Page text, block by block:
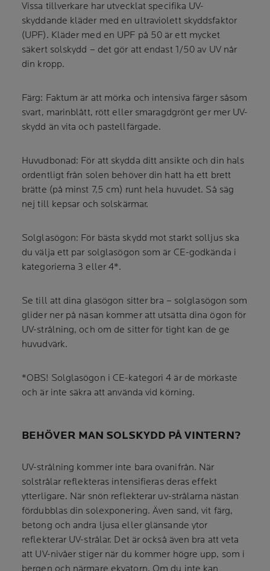
Vissa tillverkare har utvecklat specifika UV-
skyddande kläder med en ultraviolett skyddsfaktor
(UPF). Kläder med en UPF på 50 är ett mycket
säkert solskydd – det gör att endast 1/50 av UV når
din kropp.
Färg: Faktum är att mörka och intensiva färger såsom
svart, marinblått, rött eller smaragdgrönt ger mer UV-
skydd än vita och pastellfärgade.
Huvudbonad: För att skydda ditt ansikte och din hals
ordentligt från solen behöver din hatt ha ett brett
brätte (på minst 7,5 cm) runt hela huvudet. Så säg
nej till kepsar och solskärmar.
Solglasögon: För bästa skydd mot starkt solljus ska
du välja ett par solglasögon som är CE-godkända i
kategorierna 3 eller 4*.
Se till att dina glasögon sitter bra – solglasögon som
glider ner på näsan kommer att utsätta dina ögon för
UV-strålning, och om de sitter för tight kan de ge
huvudvärk.
*OBS! Solglasögon i CE-kategori 4 är de mörkaste
och är inte säkra att använda vid körning.
BEHÖVER MAN SOLSKYDD PÅ VINTERN?
UV-strålning kommer inte bara ovanifrån. När
solstrålar reflekteras intensifieras deras effekt
ytterligare. När snön reflekterar uv-strålarna nästan
fördubblas din solexponering. Även sand, vit färg,
betong och andra ljusa eller glänsande ytor
reflekterar UV-strålar. Det är också även bra att veta
att UV-nivåer stiger när du kommer högre upp, som i